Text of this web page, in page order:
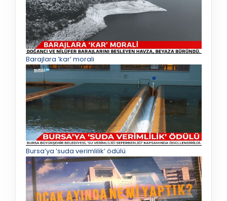
Barajlara ‘kar’ morali
Bursa’ya ‘suda verimlilik’ ödülü